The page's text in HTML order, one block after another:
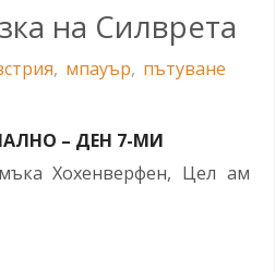
на Силврета
, мпауър, пътуване
– ДЕН 7-МИ
Хохенверфен, Цел ам